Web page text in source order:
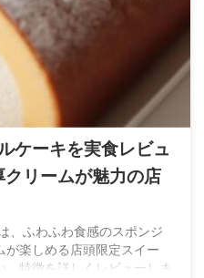
ケーキを実食レビュ
リームが魅力の店
、ふわふわ食感のスポンジ
が楽しめる店頭限定スイー
特徴を詳しくレビューしま